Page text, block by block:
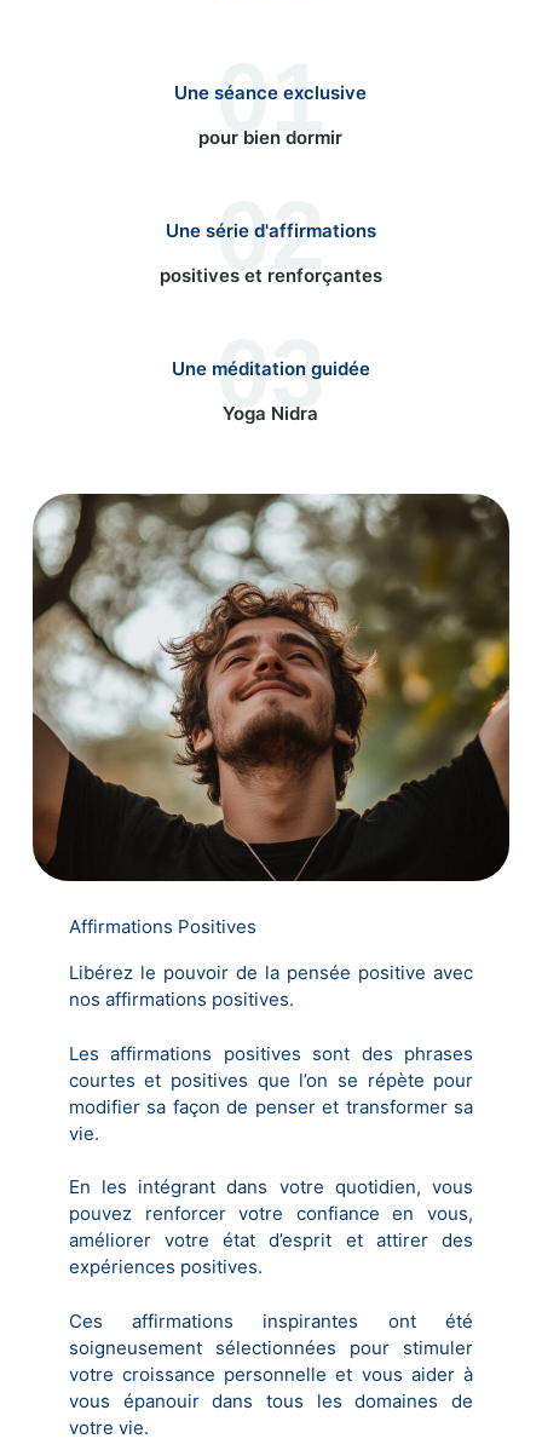
01
Une séance exclusive
pour bien dormir
02
Une série d'affirmations
positives et renforçantes
03
Une méditation guidée
Yoga Nidra
Affirmations Positives
Libérez le pouvoir de la pensée positive avec
nos affirmations positives.
Les affirmations positives sont des phrases
courtes et positives que l’on se répète pour
modifier sa façon de penser et transformer sa
vie.
En les intégrant dans votre quotidien, vous
pouvez renforcer votre confiance en vous,
améliorer votre état d’esprit et attirer des
expériences positives.
Ces affirmations inspirantes ont été
soigneusement sélectionnées pour stimuler
votre croissance personnelle et vous aider à
vous épanouir dans tous les domaines de
votre vie.